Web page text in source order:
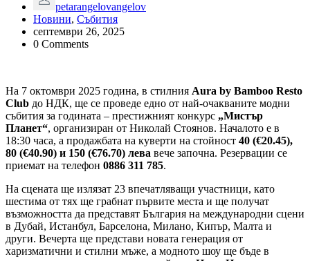
petarangelovangelov
Новини, Събития
септември 26, 2025
0 Comments
На 7 октомври 2025 година, в стилния Aura by Bamboo Resto
Club до НДК, ще се проведе едно от най-очакваните модни
събития за годината – престижният конкурс „Мистър
Планет“, организиран от Николай Стоянов. Началото е в
18:30 часа, а продажбата на куверти на стойност 40 (€20.45),
80 (€40.90) и 150 (€76.70) лева вече започна. Резервации се
приемат на телефон 0886 311 785.
На сцената ще излязат 23 впечатляващи участници, като
шестима от тях ще грабнат първите места и ще получат
възможността да представят България на международни сцени
в Дубай, Истанбул, Барселона, Милано, Кипър, Малта и
други. Вечерта ще представи новата генерация от
харизматични и стилни мъже, а модното шоу ще бъде в